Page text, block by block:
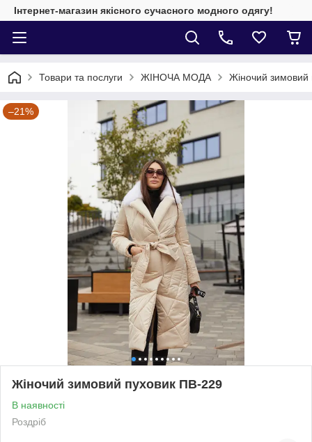
Інтернет-магазин якісного сучасного модного одягу!
Товари та послуги ЖІНОЧА МОДА Жіночий зимовий
–21%
Жіночий зимовий пуховик ПВ-229
В наявності
Роздріб